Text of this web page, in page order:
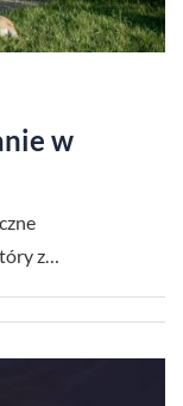
w
z…